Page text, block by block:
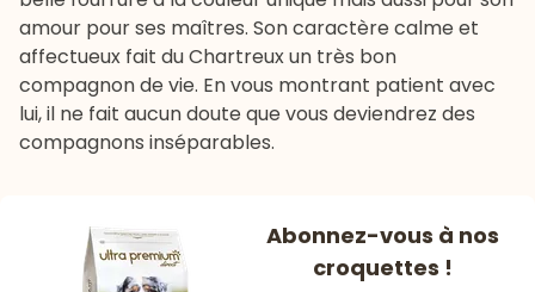
amour pour ses maîtres. Son caractère calme et
affectueux fait du Chartreux un très bon
compagnon de vie. En vous montrant patient avec
lui, il ne fait aucun doute que vous deviendrez des
compagnons inséparables.
Abonnez-vous à nos
croquettes !